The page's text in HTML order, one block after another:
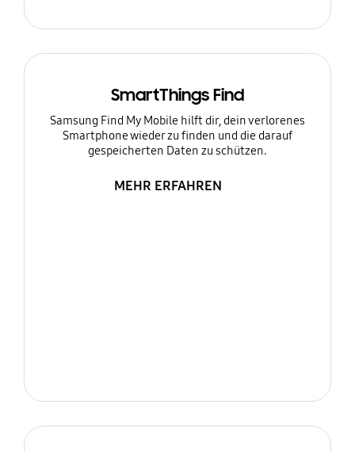
SmartThings Find
Samsung Find My Mobile hilft dir, dein verlorenes
Smartphone wieder zu finden und die darauf
gespeicherten Daten zu schützen.
MEHR ERFAHREN